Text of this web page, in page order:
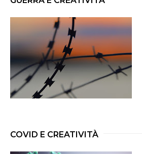
COVID E CREATIVITÀ